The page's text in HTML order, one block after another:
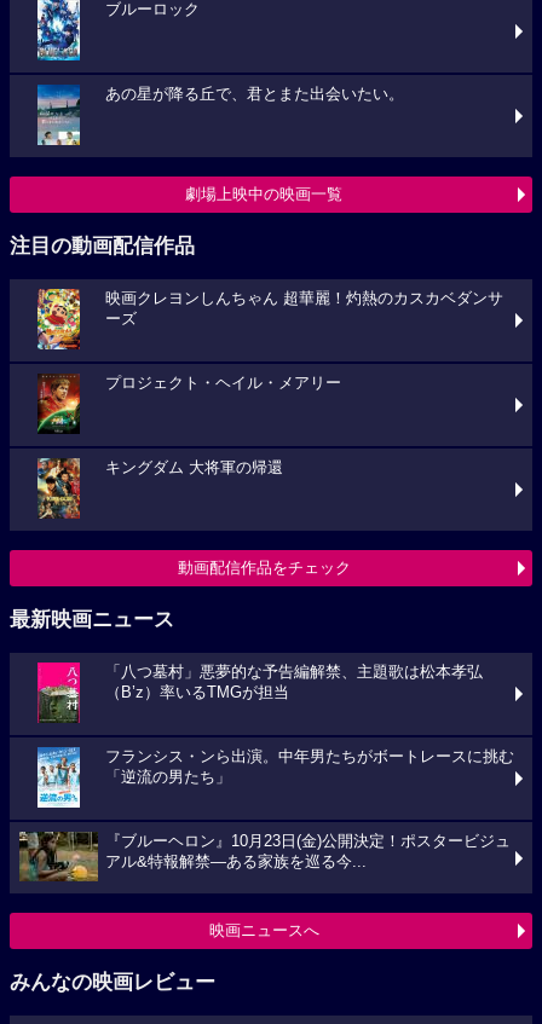
ブルーロック
あの星が降る丘で、君とまた出会いたい。
劇場上映中の映画一覧
注目の動画配信作品
映画クレヨンしんちゃん 超華麗！灼熱のカスカベダンサ
ーズ
プロジェクト・ヘイル・メアリー
キングダム 大将軍の帰還
動画配信作品をチェック
最新映画ニュース
「八つ墓村」悪夢的な予告編解禁、主題歌は松本孝弘
（B’z）率いるTMGが担当
フランシス・ンら出演。中年男たちがボートレースに挑む
「逆流の男たち」
『ブルーヘロン』10月23日(金)公開決定！ポスタービジュ
アル&特報解禁―ある家族を巡る今...
映画ニュースへ
みんなの映画レビュー